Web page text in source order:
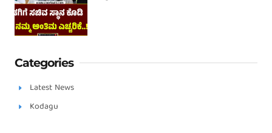
Categories
Latest News
Kodagu